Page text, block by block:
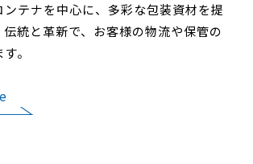
ンテナを中心に、多彩な包装資材を提
統と革新で、お客様の物流や保管の
。